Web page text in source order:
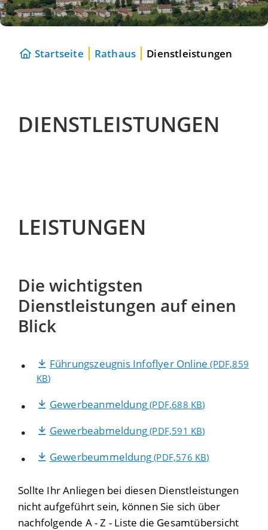
Startseite Rathaus Dienstleistungen
DIENSTLEISTUNGEN
LEISTUNGEN
Die wichtigsten
Dienstleistungen auf einen
Blick
Führungszeugnis Infoflyer Online (PDF,859
KB)
Gewerbeanmeldung(PDF,688 KB)
Gewerbeabmeldung(PDF,591 KB)
Gewerbeummeldung(PDF,576 KB)
Sollte Ihr Anliegen bei diesen Dienstleistungen
nicht aufgeführt sein, können Sie sich über
nachfolgende A - Z - Liste die Gesamtübersicht